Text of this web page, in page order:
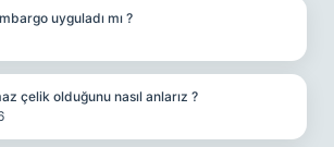
uyguladı mı ?
çelik olduğunu nasıl anlarız ?